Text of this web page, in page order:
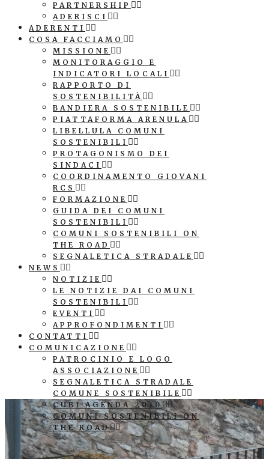
PARTNERSHIP
ADERISCI
ADERENTI
COSA FACCIAMO
MISSIONE
MONITORAGGIO E
INDICATORI LOCALI
RAPPORTO DI
SOSTENIBILITÀ
BANDIERA SOSTENIBILE
PIATTAFORMA ARENULA
LIBELLULA COMUNI
SOSTENIBILI
PROTAGONISMO DEI
SINDACI
COORDINAMENTO GIOVANI
RCS
FORMAZIONE
GUIDA DEI COMUNI
SOSTENIBILI
COMUNI SOSTENIBILI ON
THE ROAD
SEGNALETICA STRADALE
NEWS
NOTIZIE
LE NOTIZIE DAI COMUNI
SOSTENIBILI
EVENTI
APPROFONDIMENTI
CONTATTI
COMUNICAZIONE
PATROCINIO E LOGO
ASSOCIAZIONE
SEGNALETICA STRADALE
COMUNE SOSTENIBILE
CUBI AGENDA 2030
COMUNI SOSTENIBILI ON
THE ROAD